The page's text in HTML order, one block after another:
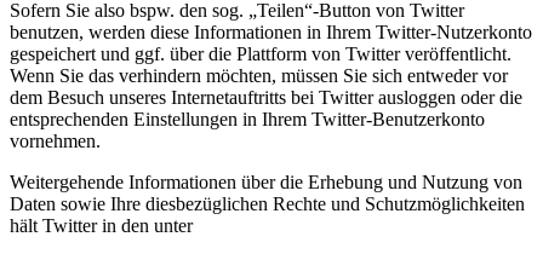
Sofern Sie also bspw. den sog. „Teilen“-Button von Twitter
benutzen, werden diese Informationen in Ihrem Twitter-Nutzerkonto
gespeichert und ggf. über die Plattform von Twitter veröffentlicht.
Wenn Sie das verhindern möchten, müssen Sie sich entweder vor
dem Besuch unseres Internetauftritts bei Twitter ausloggen oder die
entsprechenden Einstellungen in Ihrem Twitter-Benutzerkonto
vornehmen.
Weitergehende Informationen über die Erhebung und Nutzung von
Daten sowie Ihre diesbezüglichen Rechte und Schutzmöglichkeiten
hält Twitter in den unter